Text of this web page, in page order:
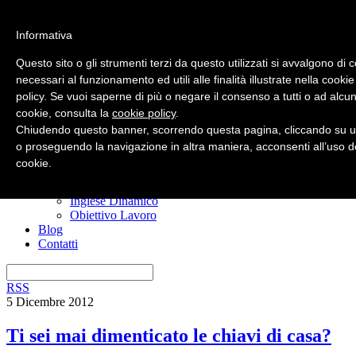
Home
Nuovo? Inizia qui
Risorse gratuite
Il manuale anti confusione
Inglese Dinamico
Obiettivo Lavoro
Blog
Contatti
RSS
5 Dicembre 2012
Ti sei mai dimenticato le chiavi di casa?
Informativa
Questo sito o gli strumenti terzi da questo utilizzati si avvalgono di
necessari al funzionamento ed utili alle finalità illustrate nella cookie
policy. Se vuoi saperne di più o negare il consenso a tutti o ad
cookie, consulta la cookie policy.
Chiudendo questo banner, scorrendo questa pagina, cliccando su
o proseguendo la navigazione in altra maniera, acconsenti all’uso
cookie.